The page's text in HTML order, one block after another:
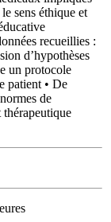
sens éthique et
recueillies :
d’hypothèses
un protocole
patient • De
de